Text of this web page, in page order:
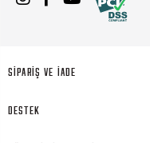
SİPARİŞ VE İADE
DESTEK